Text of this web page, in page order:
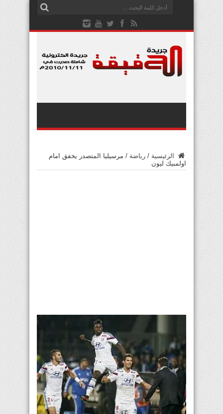
الرئيسية / رياضة / مرسيليا المتصدر يخفق امام
اولمبيك ليون